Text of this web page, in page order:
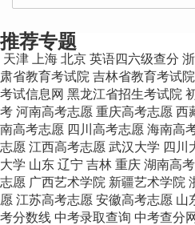
推荐专题
天津 上海 北京 英语四六级查分
肃省教育考试院 吉林省教育考试院
考试信息网 黑龙江省招生考试院
考 河南高考志愿 重庆高考志愿 西
南高考志愿 四川高考志愿 海南高
志愿 江西高考志愿 武汉大学 四川
大学 山东 辽宁 吉林 重庆 湖南高
志愿 广西艺术学院 新疆艺术学院
愿 江苏高考志愿 安徽高考志愿 山
考分数线 中考录取查询 中考查分网